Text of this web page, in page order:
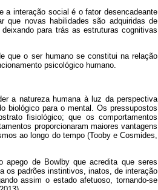
a interação social é o fator desencadeante
que novas habilidades são adquiridas de
para trás as estruturas cognitivas
que o ser humano se constitui na relação
psicológico humano.
a natureza humana à luz da perspectiva
biológico para o mental. Os pressupostos
fisiológico; que os comportamentos
proporcionaram maiores vantagens
ao longo do tempo (Tooby e Cosmides,
apego de Bowlby que acredita que seres
os padrões instintivos, inatos, de interação
assim o estado afetuoso, tornando-se